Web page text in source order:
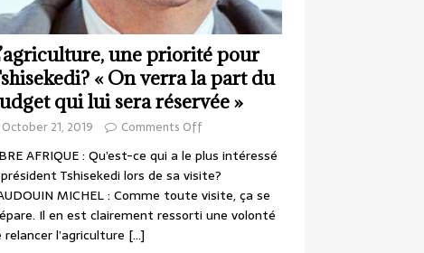
une priorité pour
« On verra la part du
qui lui sera réservée »
October 21, 2019 Comments Off
AFRIQUE : Qu’est-ce qui a le plus intéressé
Tshisekedi lors de sa visite?
MICHEL : Comme toute visite, ça se
Il en est clairement ressorti une volonté
relancer l’agriculture […]